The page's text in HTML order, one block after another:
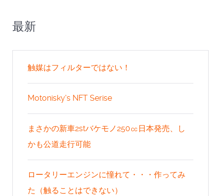
最新
触媒はフィルターではない！
Motonisky's NFT Serise
まさかの新車2stバケモノ250㏄日本発売、し
かも公道走行可能
ロータリーエンジンに憧れて・・・作ってみ
た（触ることはできない）